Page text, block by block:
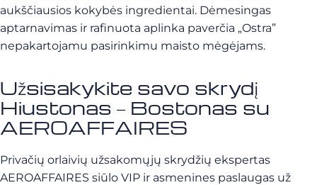
aukščiausios kokybės ingredientai. Dėmesingas
aptarnavimas ir rafinuota aplinka paverčia „Ostra”
nepakartojamu pasirinkimu maisto mėgėjams.
Užsisakykite savo skrydį
Hiustonas – Bostonas su
AEROAFFAIRES
Privačių orlaivių užsakomųjų skrydžių ekspertas
AEROAFFAIRES siūlo VIP ir asmenines paslaugas už